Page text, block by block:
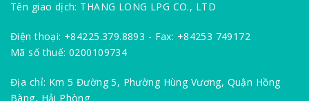
Tên giao dịch: THANG LONG LPG CO., LTD
Điện thoại: +84225.379.8893 - Fax: +84253 749172
Mã số thuế: 0200109734
Địa chỉ: Km 5 Đường 5, Phường Hùng Vương, Quận Hồng
Bàng, Hải Phòng